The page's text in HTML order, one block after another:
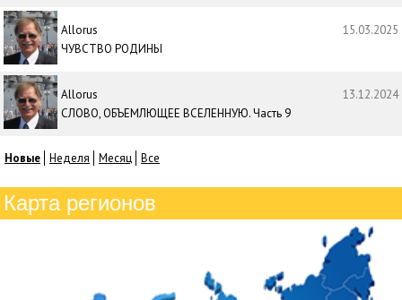
Allorus
15.03.2025
ЧУВСТВО РОДИНЫ
Allorus
13.12.2024
СЛОВО, ОБЪЕМЛЮЩЕЕ ВСЕЛЕННУЮ. Часть 9
Новые Неделя Месяц Все
Карта регионов